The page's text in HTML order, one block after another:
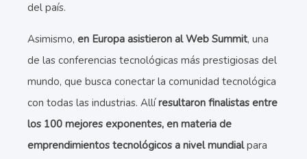
del país.
Asimismo, en Europa asistieron al Web Summit, una
de las conferencias tecnológicas más prestigiosas del
mundo, que busca conectar la comunidad tecnológica
con todas las industrias. Allíresultaron finalistas entre
los 100 mejores exponentes, en materia de
emprendimientos tecnológicos a nivel mundialpara